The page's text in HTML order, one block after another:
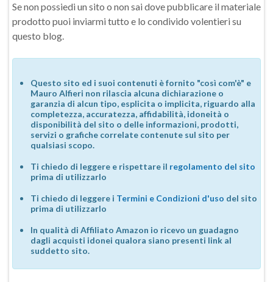
Se non possiedi un sito o non sai dove pubblicare il materiale
prodotto puoi inviarmi tutto e lo condivido volentieri su
questo blog.
Questo sito ed i suoi contenuti è fornito "così com'è" e
Mauro Alfieri non rilascia alcuna dichiarazione o
garanzia di alcun tipo, esplicita o implicita, riguardo alla
completezza, accuratezza, affidabilità, idoneità o
disponibilità del sito o delle informazioni, prodotti,
servizi o grafiche correlate contenute sul sito per
qualsiasi scopo.
Ti chiedo di leggere e rispettare il regolamento del sito
prima di utilizzarlo
Ti chiedo di leggere i Termini e Condizioni d'uso del sito
prima di utilizzarlo
In qualità di Affiliato Amazon io ricevo un guadagno
dagli acquisti idonei qualora siano presenti link al
suddetto sito.